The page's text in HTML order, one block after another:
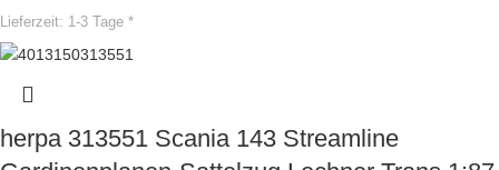
Lieferzeit: 1-3 Tage *
herpa 313551 Scania 143 Streamline